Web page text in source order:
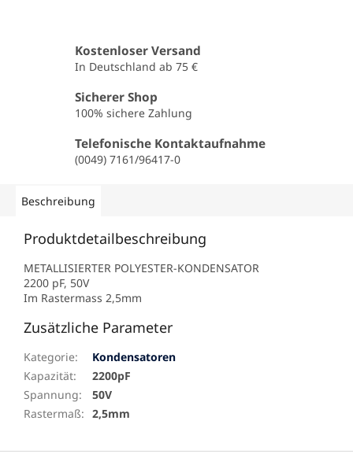
Kostenloser Versand
In Deutschland ab 75 €
Sicherer Shop
100% sichere Zahlung
Telefonische Kontaktaufnahme
(0049) 7161/96417-0
Beschreibung
Produktdetailbeschreibung
METALLISIERTER POLYESTER-KONDENSATOR
2200 pF, 50V
Im Rastermass 2,5mm
Zusätzliche Parameter
Kategorie:
Kondensatoren
Kapazität:
2200pF
Spannung:
50V
Rastermaß: 2,5mm
F